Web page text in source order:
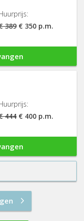
389 € 350 p.m.
444 € 400 p.m.